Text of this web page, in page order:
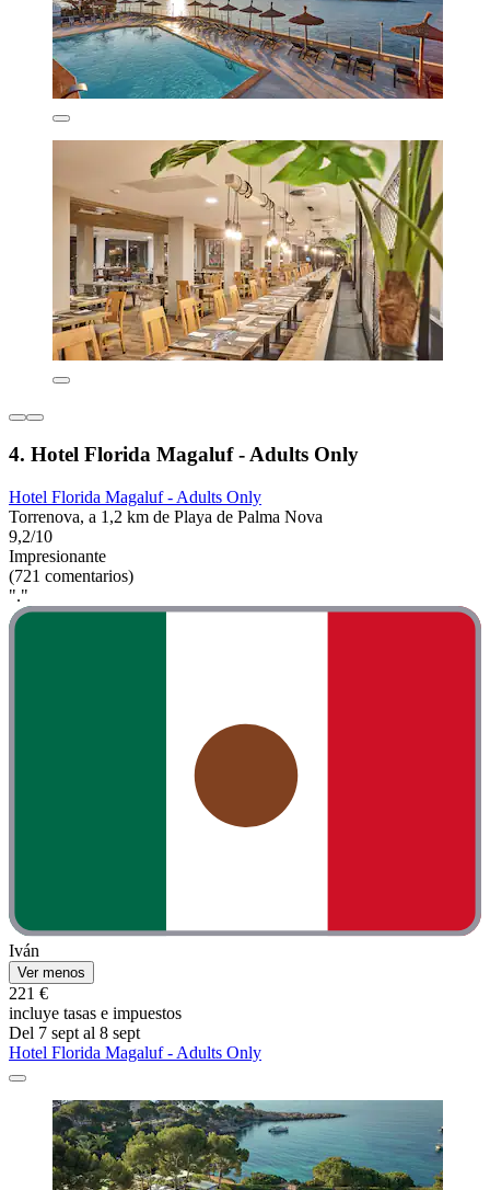
4. Hotel Florida Magaluf - Adults Only
Hotel Florida Magaluf - Adults Only
Torrenova, a 1,2 km de Playa de Palma Nova
9,2/10
Impresionante
(721 comentarios)
"."
Iván
Ver menos
221 €
incluye tasas e impuestos
Del 7 sept al 8 sept
Hotel Florida Magaluf - Adults Only